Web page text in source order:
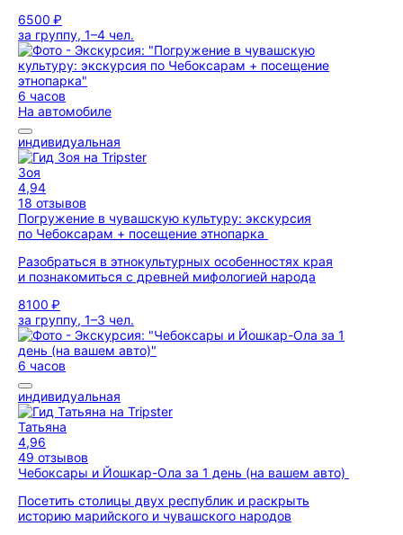
6500 ₽
за группу, 1–4 чел.
6 часов
На автомобиле
индивидуальная
Зоя
4,94
18 отзывов
Погружение в чувашскую культуру: экскурсия
по Чебоксарам + посещение этнопарка
Разобраться в этнокультурных особенностях края
и познакомиться с древней мифологией народа
8100 ₽
за группу, 1–3 чел.
6 часов
индивидуальная
Татьяна
4,96
49 отзывов
Чебоксары и Йошкар-Ола за 1 день (на вашем авто)
Посетить столицы двух республик и раскрыть
историю марийского и чувашского народов